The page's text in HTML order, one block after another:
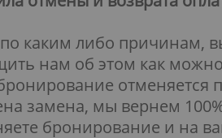
каким либо причинам,
нам об этом как
отменяется
замена, мы вернем
бронирование и на